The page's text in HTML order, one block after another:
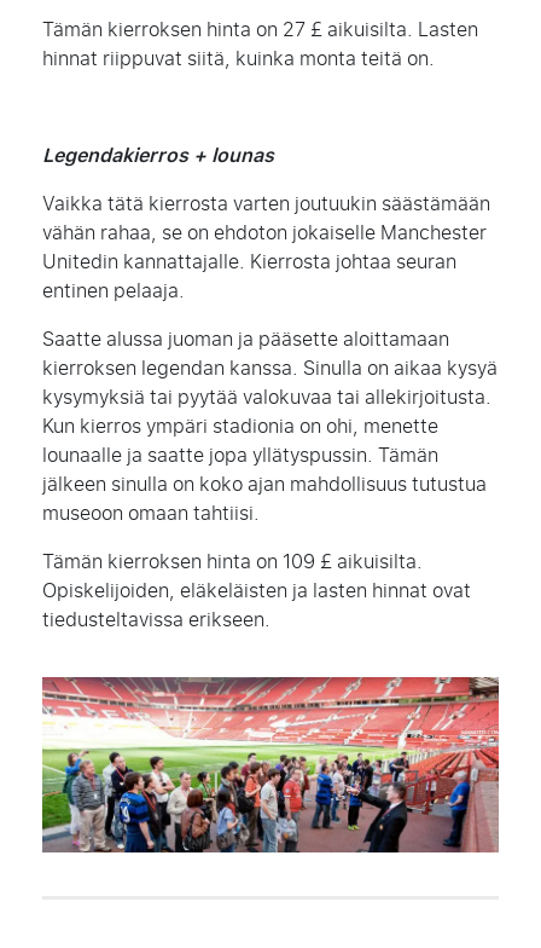
Tämän kierroksen hinta on 27 £ aikuisilta. Lasten
hinnat riippuvat siitä, kuinka monta teitä on.
Legendakierros + lounas
Vaikka tätä kierrosta varten joutuukin säästämään
vähän rahaa, se on ehdoton jokaiselle Manchester
Unitedin kannattajalle. Kierrosta johtaa seuran
entinen pelaaja.
Saatte alussa juoman ja pääsette aloittamaan
kierroksen legendan kanssa. Sinulla on aikaa kysyä
kysymyksiä tai pyytää valokuvaa tai allekirjoitusta.
Kun kierros ympäri stadionia on ohi, menette
lounaalle ja saatte jopa yllätyspussin. Tämän
jälkeen sinulla on koko ajan mahdollisuus tutustua
museoon omaan tahtiisi.
Tämän kierroksen hinta on 109 £ aikuisilta.
Opiskelijoiden, eläkeläisten ja lasten hinnat ovat
tiedusteltavissa erikseen.